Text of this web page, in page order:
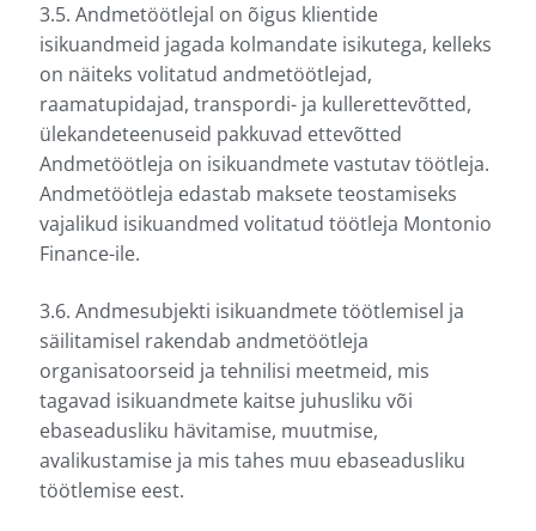
3.5. Andmetöötlejal on õigus klientide
isikuandmeid jagada kolmandate isikutega, kelleks
on näiteks volitatud andmetöötlejad,
raamatupidajad, transpordi- ja kullerettevõtted,
ülekandeteenuseid pakkuvad ettevõtted
Andmetöötleja on isikuandmete vastutav töötleja.
Andmetöötleja edastab maksete teostamiseks
vajalikud isikuandmed volitatud töötleja Montonio
Finance-ile.
3.6. Andmesubjekti isikuandmete töötlemisel ja
säilitamisel rakendab andmetöötleja
organisatoorseid ja tehnilisi meetmeid, mis
tagavad isikuandmete kaitse juhusliku või
ebaseadusliku hävitamise, muutmise,
avalikustamise ja mis tahes muu ebaseadusliku
töötlemise eest.